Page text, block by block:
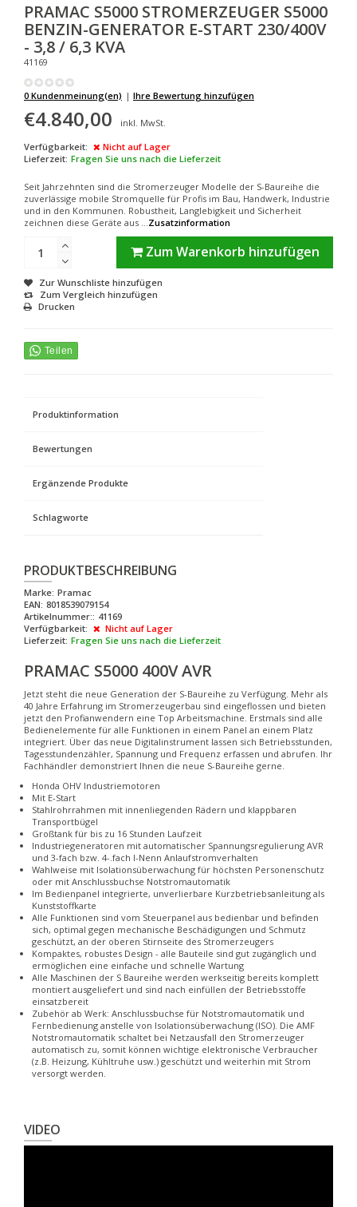
PRAMAC S5000 STROMERZEUGER S5000
BENZIN-GENERATOR E-START 230/400V
- 3,8 / 6,3 KVA
41169
0 Kundenmeinung(en) | Ihre Bewertung hinzufügen
€4.840,00
inkl. MwSt.
Verfügbarkeit:
Nicht auf Lager
Lieferzeit: Fragen Sie uns nach die Lieferzeit
Seit Jahrzehnten sind die Stromerzeuger Modelle der S-Baureihe die
zuverlässige mobile Stromquelle für Profis im Bau, Handwerk, Industrie
und in den Kommunen. Robustheit, Langlebigkeit und Sicherheit
zeichnen diese Geräte aus ...Zusatzinformation
Zum Warenkorb hinzufügen
Zur Wunschliste hinzufügen
Zum Vergleich hinzufügen
Drucken
Produktinformation
Bewertungen
Ergänzende Produkte
Schlagworte
PRODUKTBESCHREIBUNG
Marke: Pramac
EAN: 8018539079154
Artikelnummer:: 41169
Verfügbarkeit:
Nicht auf Lager
Lieferzeit: Fragen Sie uns nach die Lieferzeit
PRAMAC S5000 400V AVR
Jetzt steht die neue Generation der S-Baureihe zu Verfügung. Mehr als
40 Jahre Erfahrung im Stromerzeugerbau sind eingeflossen und bieten
jetzt den Profianwendern eine Top Arbeitsmachine. Erstmals sind alle
Bedienelemente für alle Funktionen in einem Panel an einem Platz
integriert. Über das neue Digitalinstrument lassen sich Betriebsstunden,
Tagesstundenzähler, Spannung und Frequenz erfassen und abrufen. Ihr
Fachhändler demonstriert Ihnen die neue S-Baureihe gerne.
Honda OHV Industriemotoren
Mit E-Start
Stahlrohrrahmen mit innenliegenden Rädern und klappbaren
Transportbügel
Großtank für bis zu 16 Stunden Laufzeit
Industriegeneratoren mit automatischer Spannungsregulierung AVR
und 3-fach bzw. 4-.fach I-Nenn Anlaufstromverhalten
Wahlweise mit Isolationsüberwachung für höchsten Personenschutz
oder mit Anschlussbuchse Notstromautomatik
Im Bedienpanel integrierte, unverlierbare Kurzbetriebsanleitung als
Kunststoffkarte
Alle Funktionen sind vom Steuerpanel aus bedienbar und befinden
sich, optimal gegen mechanische Beschädigungen und Schmutz
geschützt, an der oberen Stirnseite des Stromerzeugers
Kompaktes, robustes Design - alle Bauteile sind gut zugänglich und
ermöglichen eine einfache und schnelle Wartung
Alle Maschinen der S Baureihe werden werkseitig bereits komplett
montiert ausgeliefert und sind nach einfüllen der Betriebsstoffe
einsatzbereit
Zubehör ab Werk: Anschlussbuchse für Notstromautomatik und
Fernbedienung anstelle von Isolationsüberwachung (ISO). Die AMF
Notstromautomatik schaltet bei Netzausfall den Stromerzeuger
automatisch zu, somit können wichtige elektronische Verbraucher
(z.B. Heizung, Kühltruhe usw.) geschützt und weiterhin mit Strom
versorgt werden.
VIDEO